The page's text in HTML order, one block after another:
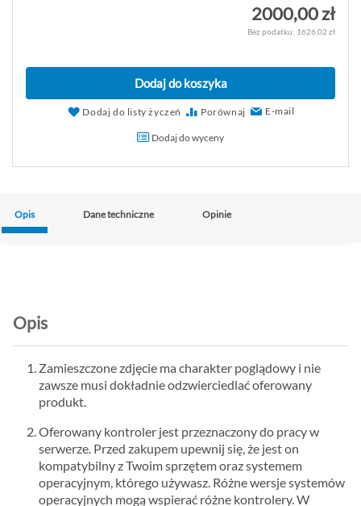
2000,00 zł
1626,02 zł
Dodaj do koszyka
Dodaj do listy życzeń Porównaj E-mail
Dodaj do wyceny
Opis Dane techniczne Opinie
Opis
Zamieszczone zdjęcie ma charakter poglądowy i nie
zawsze musi dokładnie odzwierciedlać oferowany
produkt.
Oferowany kontroler jest przeznaczony do pracy w
serwerze. Przed zakupem upewnij się, że jest on
kompatybilny z Twoim sprzętem oraz systemem
operacyjnym, którego używasz. Różne wersje systemów
operacyjnych mogą wspierać różne kontrolery. W